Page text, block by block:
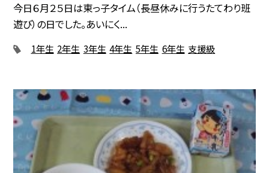
今日６月２５日は東っ子タイム（長昼休みに行うたてわり班
遊び）の日でした。あいにく...
1年生 2年生 3年生 4年生 5年生 6年生 支援級